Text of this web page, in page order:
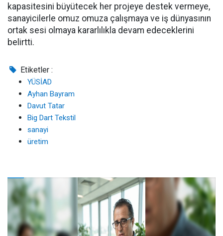
kapasitesini büyütecek her projeye destek vermeye,
sanayicilerle omuz omuza çalışmaya ve iş dünyasının
ortak sesi olmaya kararlılıkla devam edeceklerini
belirtti.
Etiketler :
YÜSİAD
Ayhan Bayram
Davut Tatar
Big Dart Tekstil
sanayi
üretim